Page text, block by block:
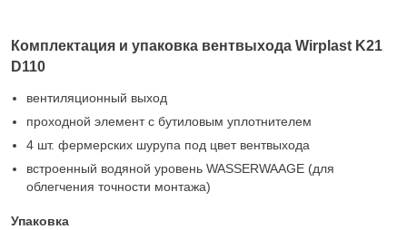
Комплектация и упаковка вентвыхода Wirplast K21
D110
вентиляционный выход
проходной элемент с бутиловым уплотнителем
4 шт. фермерских шурупа под цвет вентвыхода
встроенный водяной уровень WASSERWAAGE (для
облегчения точности монтажа)
Упаковка